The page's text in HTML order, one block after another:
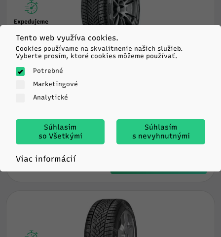
Expedujeme
Goodyear
ULTRA GRIP PERFORMANCE 3
205/50R17 93V TL XL M+S 3PMSF FP EVR
112.98 €/ks
- +
Tento web využíva cookies.
Cookies používame na skvalitnenie našich služieb.
Vyberte prosím, ktoré cookies môžeme používať.
Potrebné
Marketingové
Analytické
Súhlasim
so Všetkými
Súhlasím
s nevyhnutnými
Viac informácií